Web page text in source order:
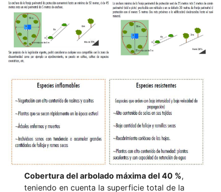
Cobertura del arbolado máxima del 40 %,
teniendo en cuenta la superficie total de la